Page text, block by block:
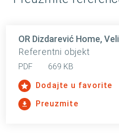
OR Dizdarević Home,
Referentni objekt
PDF
669 KB
Dodajte u favorite
Preuzmite